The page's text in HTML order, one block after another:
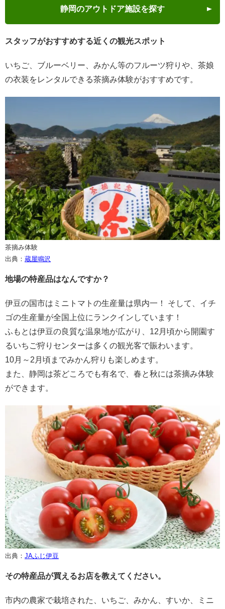
静岡のアウトドア施設を探す
スタッフがおすすめする近くの観光スポット
いちご、ブルーベリー、みかん等のフルーツ狩りや、茶娘
の衣装をレンタルできる茶摘み体験がおすすめです。
茶摘み体験
出典： 蔵屋鳴沢
地場の特産品はなんですか？
伊豆の国市はミニトマトの生産量は県内一！ そして、イチ
ゴの生産量が全国上位にランクインしています！
ふもとは伊豆の良質な温泉地が広がり、12月頃から開園す
るいちご狩りセンターは多くの観光客で賑わいます。
10月～2月頃までみかん狩りも楽しめます。
また、静岡は茶どころでも有名で、春と秋には茶摘み体験
ができます。
出典： JAふじ伊豆
その特産品が買えるお店を教えてください。
市内の農家で栽培された、いちご、みかん、すいか、ミニ